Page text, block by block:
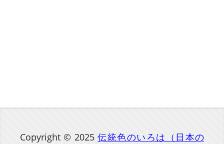
Copyright © 2025伝統色のいろは（日本の